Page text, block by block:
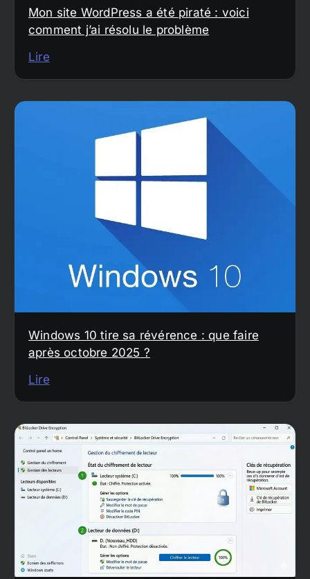
Mon site WordPress a été piraté : voici
comment j’ai résolu le problème
Lire
Windows 10 tire sa révérence : que faire
après octobre 2025 ?
Lire